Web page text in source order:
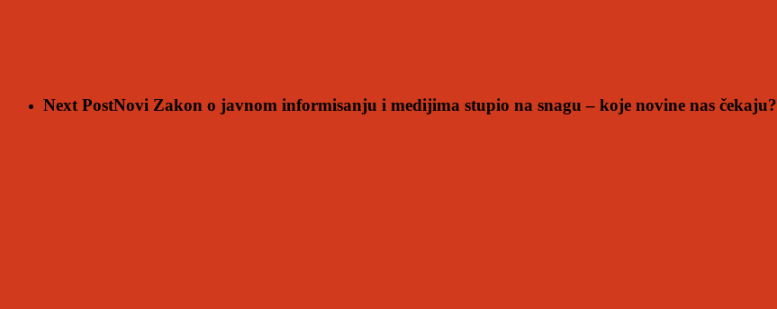
Next PostNovi Zakon o javnom informisanju i medijima stupio na snagu – koje novine nas čekaju?